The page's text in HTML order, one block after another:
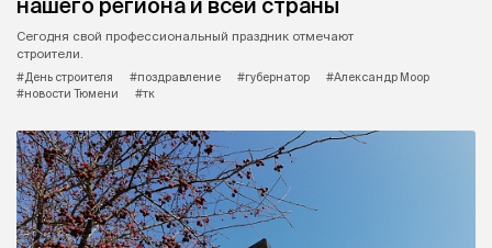
нашего региона и всей страны
Сегодня свой профессиональный праздник отмечают
строители.
#День строителя
#поздравление #губернатор
#Александр Моор
#новости Тюмени
#тк